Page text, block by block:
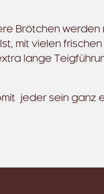
Brötchen
mit vielen frischen
lange
jeder sein ganz